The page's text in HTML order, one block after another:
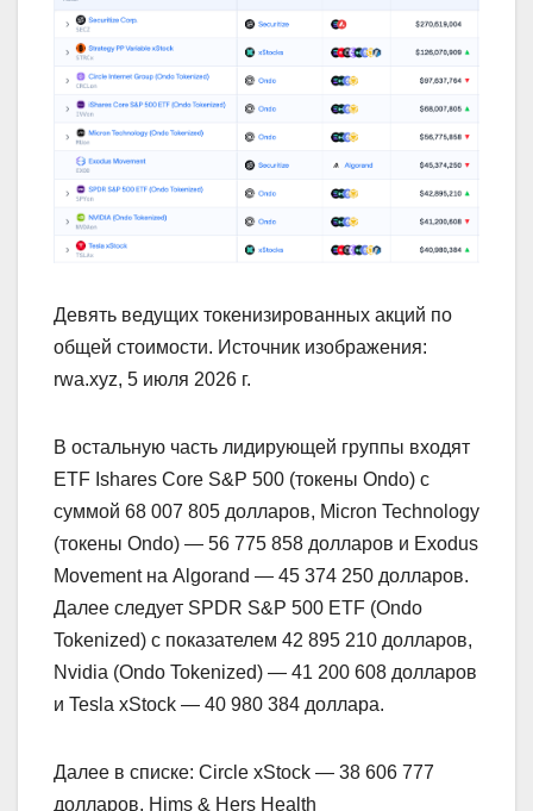
Девять ведущих токенизированных акций по
общей стоимости. Источник изображения:
rwa.xyz, 5 июля 2026 г.
В остальную часть лидирующей группы входят
ETF Ishares Core S&P 500 (токены Ondo) с
суммой 68 007 805 долларов, Micron Technology
(токены Ondo) — 56 775 858 долларов и Exodus
Movement на Algorand — 45 374 250 долларов.
Далее следует SPDR S&P 500 ETF (Ondo
Tokenized) с показателем 42 895 210 долларов,
Nvidia (Ondo Tokenized) — 41 200 608 долларов
и Tesla xStock — 40 980 384 доллара.
Далее в списке: Circle xStock — 38 606 777
долларов, Hims & Hers Health